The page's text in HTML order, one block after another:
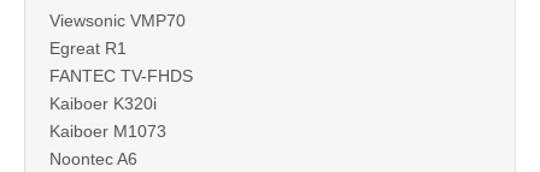
Viewsonic VMP70
Egreat R1
FANTEC TV-FHDS
Kaiboer K320i
Kaiboer M1073
Noontec A6